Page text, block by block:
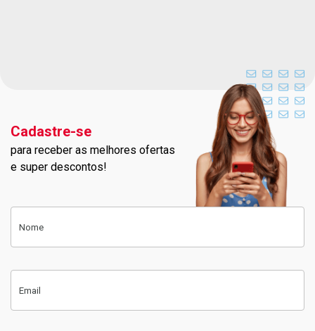
Cadastre-se na nossa
Cadastre-se
para receber as melhores ofertas
e super descontos!
Nome
Email